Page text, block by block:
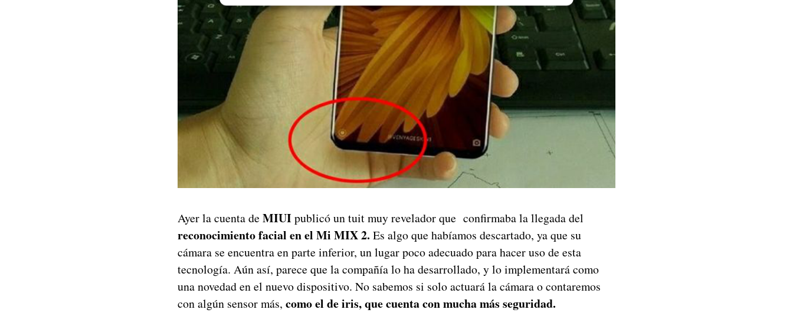
Ayer la cuenta de MIUIpublicó un tuit muy revelador que confirmaba la llegada del
reconocimiento facial en el Mi MIX 2. Es algo que habíamos descartado, ya que su
cámara se encuentra en parte inferior, un lugar poco adecuado para hacer uso de esta
tecnología. Aún así, parece que la compañía lo ha desarrollado, y lo implementará como
una novedad en el nuevo dispositivo. No sabemos si solo actuará la cámara o contaremos
con algún sensor más, como el de iris, que cuenta con mucha más seguridad.